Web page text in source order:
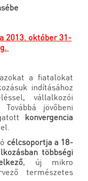
2013. október 31-
a fiatalokat
indításához
vállalkozói
jövőbeni
konvergencia
célcsoportja a 18-
többségi
, új mikro
természetes